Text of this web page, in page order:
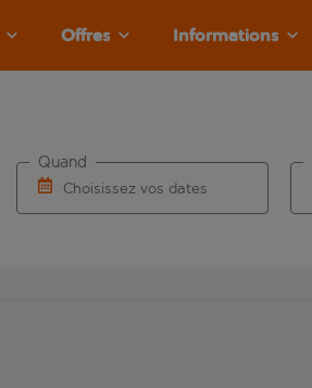
Offres Informations
Choisissez vos dates
Quand